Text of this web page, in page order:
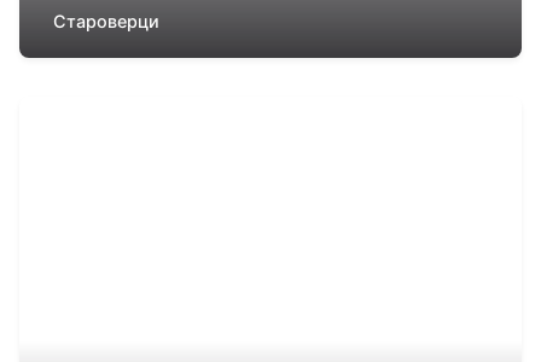
Староверци